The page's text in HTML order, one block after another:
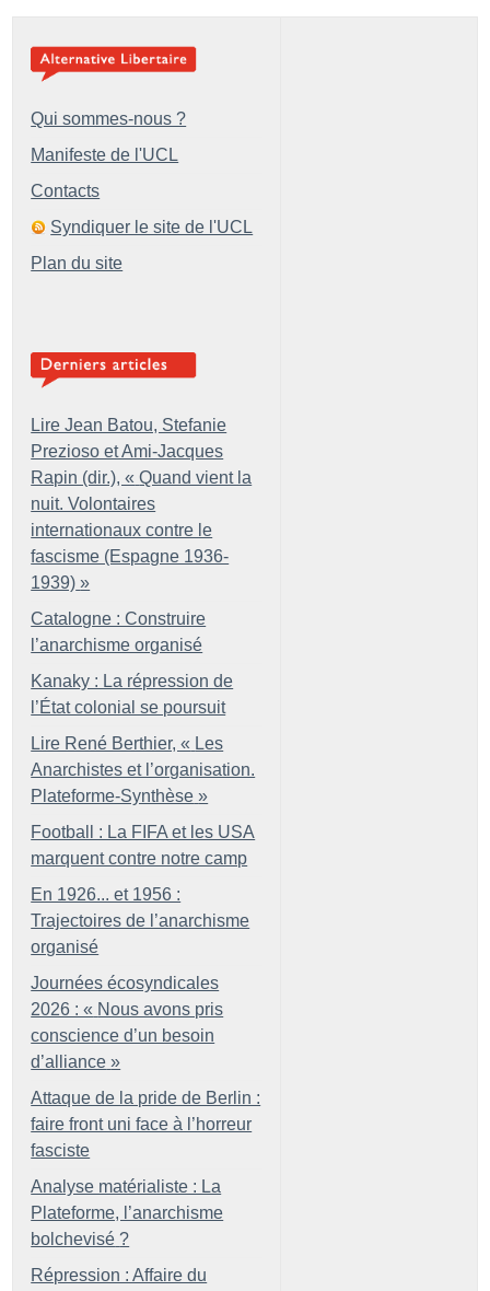
Qui sommes-nous ?
Manifeste de l'UCL
Contacts
Syndiquer le site de l'UCL
Plan du site
Lire Jean Batou, Stefanie
Prezioso et Ami-Jacques
Rapin (dir.), « Quand vient la
nuit. Volontaires
internationaux contre le
fascisme (Espagne 1936-
1939) »
Catalogne : Construire
l’anarchisme organisé
Kanaky : La répression de
l’État colonial se poursuit
Lire René Berthier, « Les
Anarchistes et l’organisation.
Plateforme-Synthèse »
Football : La FIFA et les USA
marquent contre notre camp
En 1926... et 1956 :
Trajectoires de l’anarchisme
organisé
Journées écosyndicales
2026 : « Nous avons pris
conscience d’un besoin
d’alliance »
Attaque de la pride de Berlin :
faire front uni face à l’horreur
fasciste
Analyse matérialiste : La
Plateforme, l’anarchisme
bolchevisé ?
Répression : Affaire du